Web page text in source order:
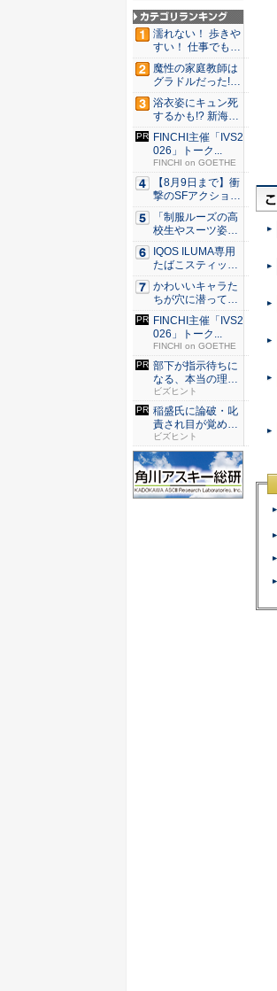
濡れない！ 歩きや
すい！ 仕事でも履
ける...
魔性の家庭教師は
グラドルだった!?
村雨...
浴衣姿にキュン死
するかも!? 新海ま
きが...
FINCHI主催「IVS2
026」トーク...
FINCHI on GOETHE
【8月9日まで】衝
撃のSFアクション
『G...
「制服ルーズの高
校生やスーツ姿の
OLを演...
IQOS ILUMA専用
たばこスティッ
ク...
かわいいキャラた
ちが穴に潜ってひ
どい目に...
FINCHI主催「IVS2
026」トーク...
FINCHI on GOETHE
部下が指示待ちに
なる、本当の理
由。23年...
ビズヒント
稲盛氏に論破・叱
責され目が覚め
た。経営者...
ビズヒント